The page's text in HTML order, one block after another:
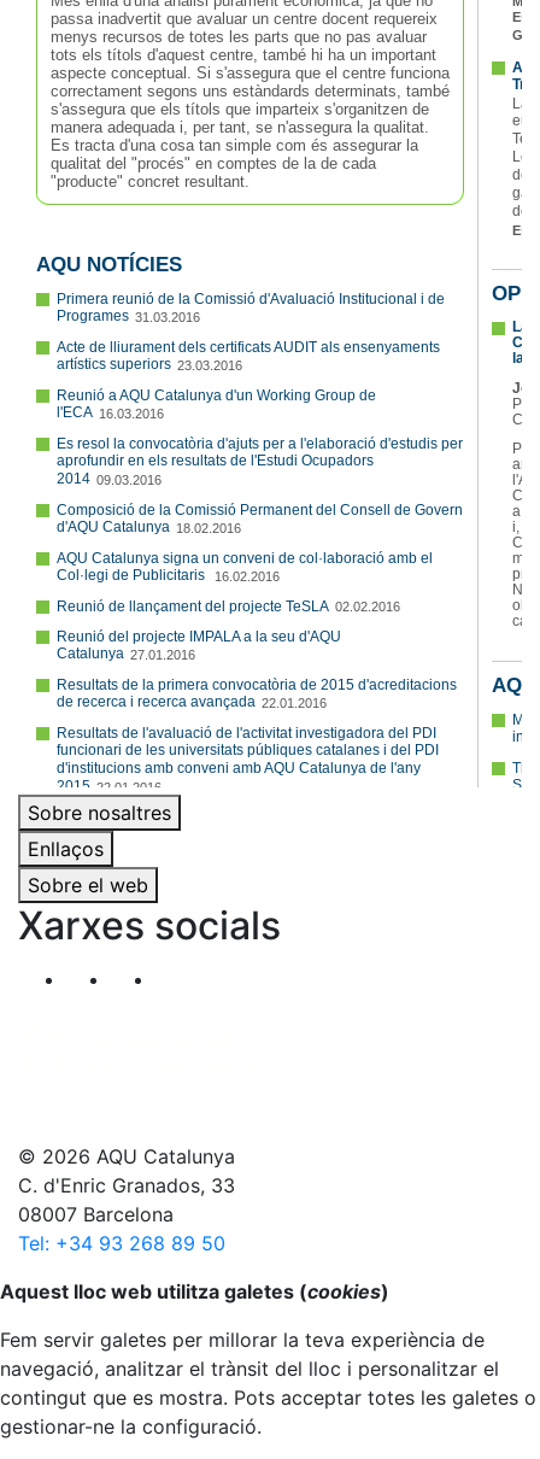
Sobre nosaltres
Enllaços
Sobre el web
Xarxes socials
Segueix-nos al nostre canal de Twitter
© 2026 AQU Catalunya
C. d'Enric Granados, 33
08007 Barcelona
Tel: +34 93 268 89 50
Anar al principi
Aquest lloc web utilitza galetes (cookies)
Fem servir galetes per millorar la teva experiència de
navegació, analitzar el trànsit del lloc i personalitzar el
contingut que es mostra. Pots acceptar totes les galetes o
gestionar-ne la configuració.